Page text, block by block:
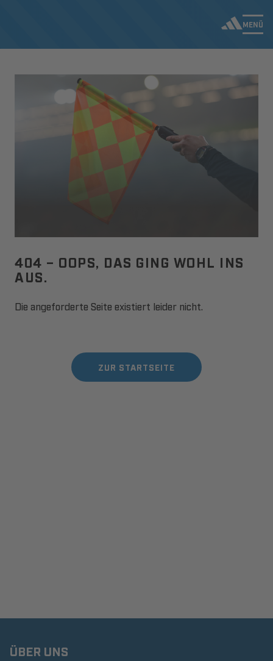
MENÜ
404 – OOPS, DAS GING WOHL INS
AUS.
Die angeforderte Seite existiert leider nicht.
ZUR STARTSEITE
ÜBER UNS